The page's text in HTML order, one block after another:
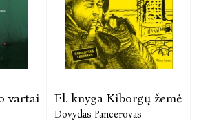
„Kyjivo trasa“ – sudomino
žiūrovų. Už savo darbus jie pelnė
Of Speech ir Future Story
Lietuvos žurnalistų
Romo Sakadolskio, Gailių klano
žurnalistiką.
vartai El. knyga Kiborgų žemė
Dovydas Pancerovas